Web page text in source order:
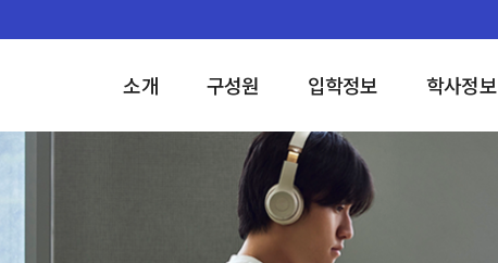
소개 구성원 입학정보 학사정보